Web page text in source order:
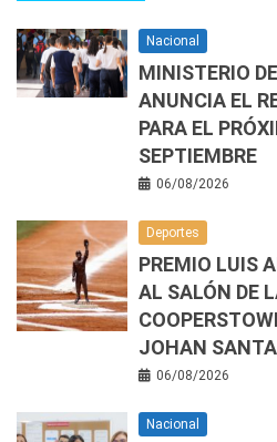
Nacional
MINISTERIO
ANUNCIA EL
PARA EL
SEPTIEMBRE
06/08/2026
Deportes
PREMIO LUIS
AL SALÓN DE
JOHAN
06/08/2026
Nacional